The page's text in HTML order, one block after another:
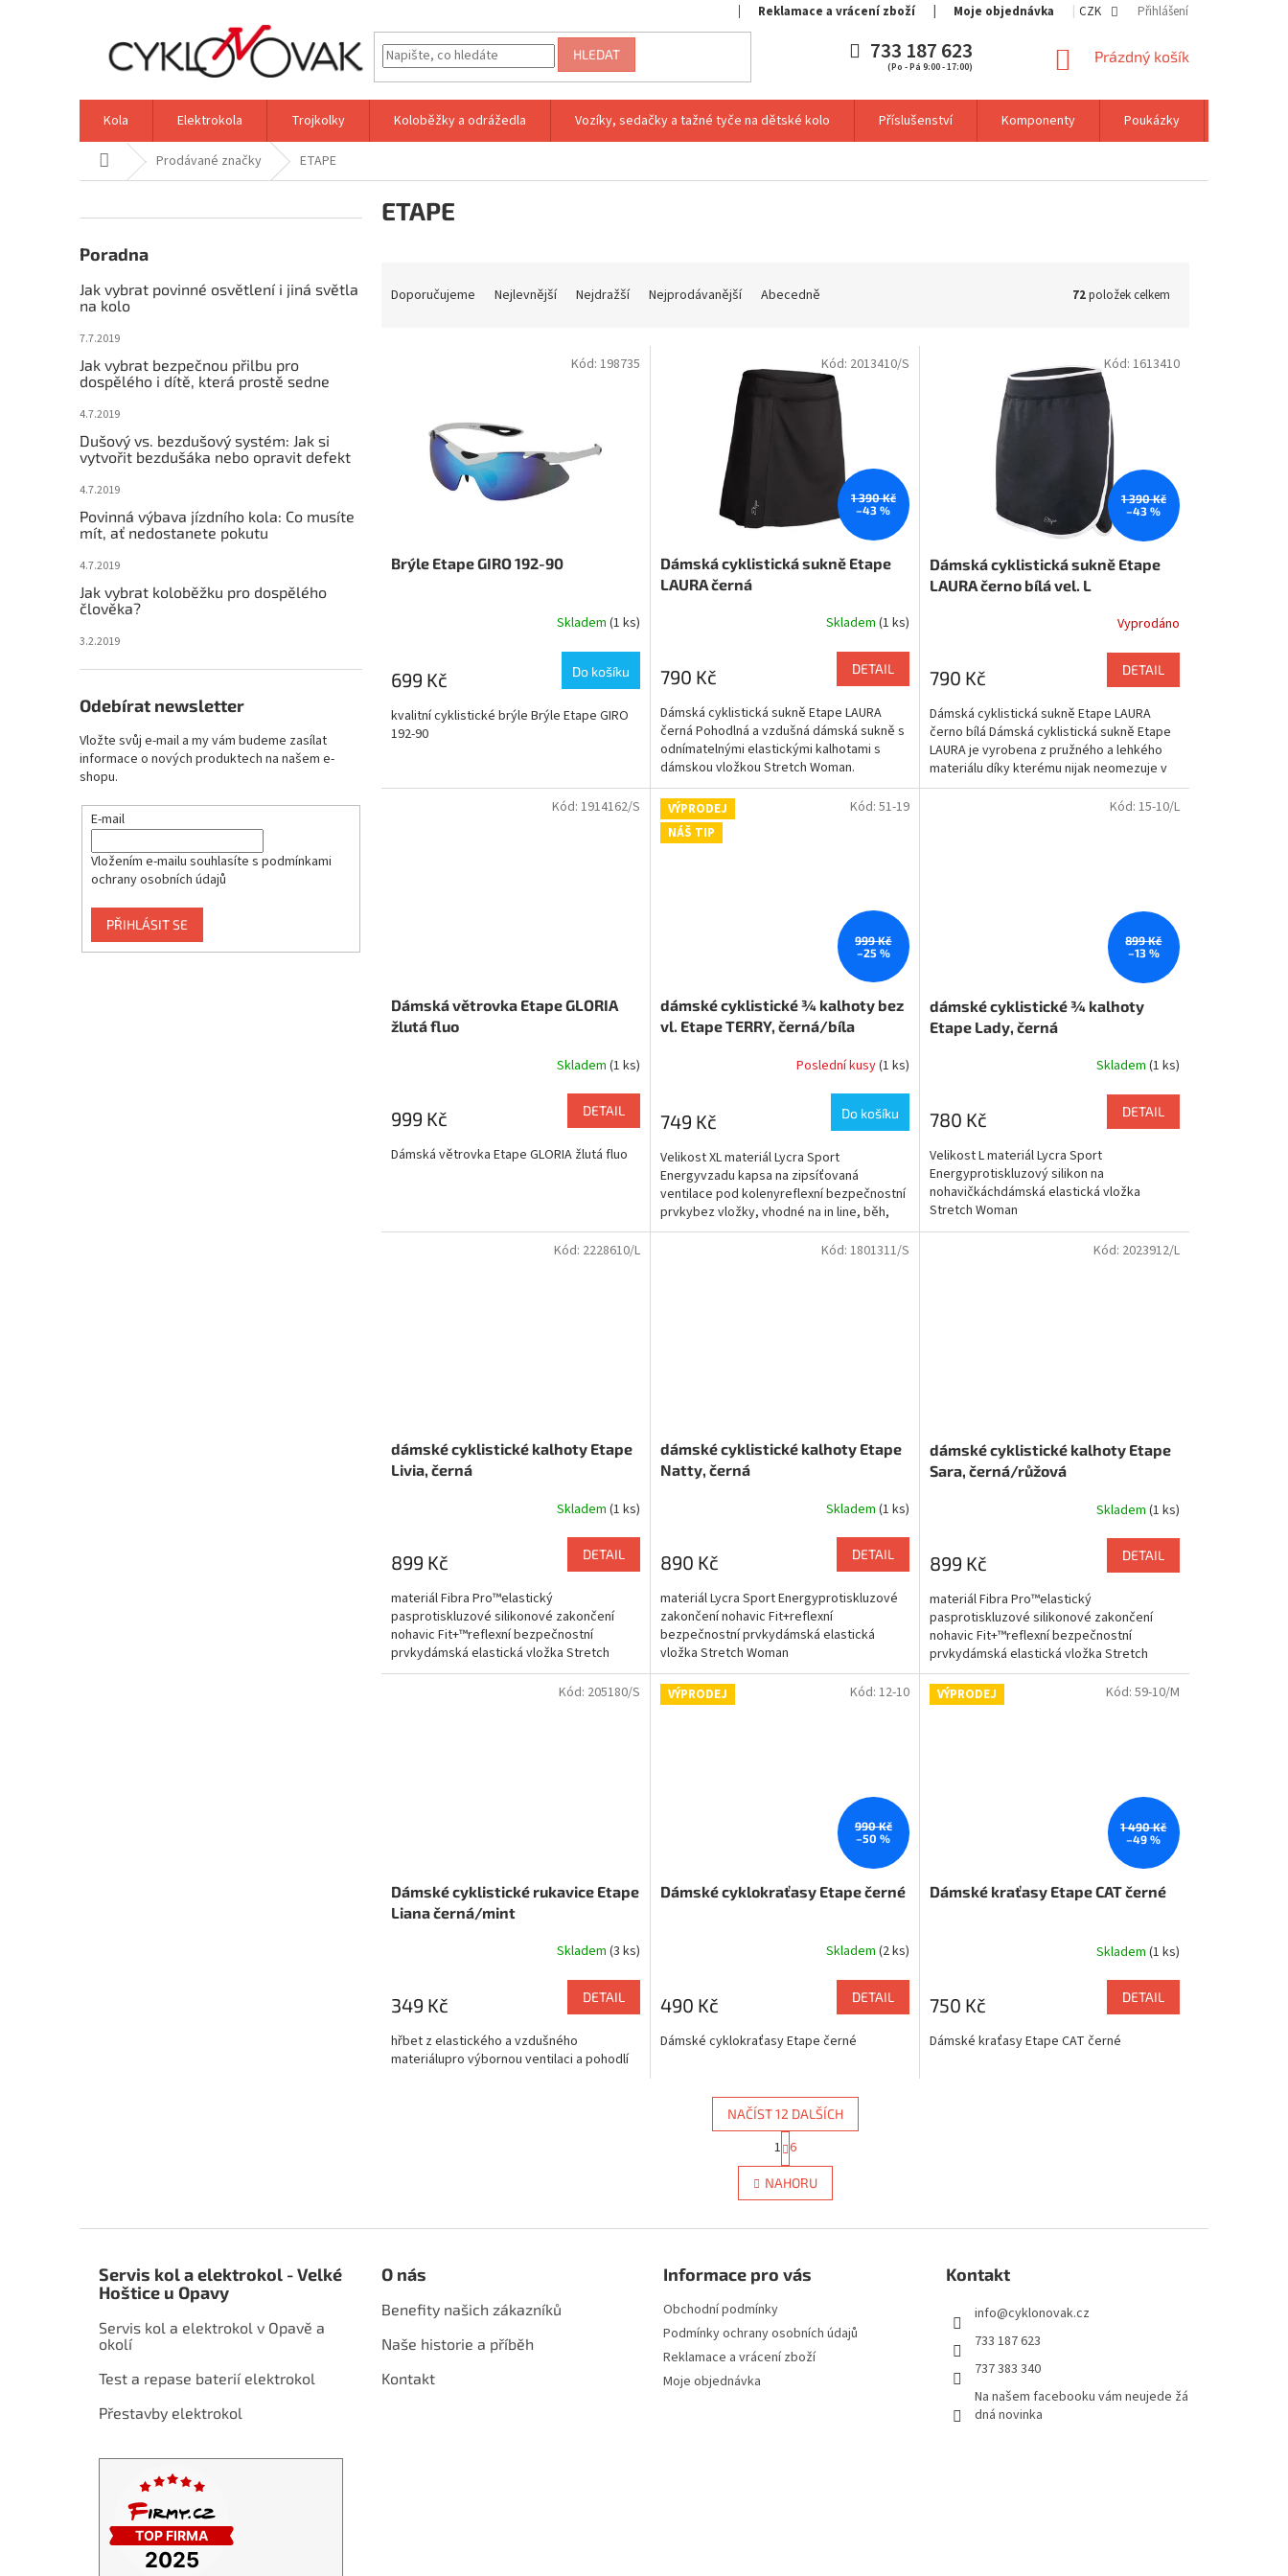
Reklamace a vrácení zboží Moje objednávka CZK Přihlášení
HLEDAT 733 187 623
(Po - Pá 9:00 - 17:00)
NÁKUPNÍ
Prázdný košík
Kola Elektrokola Trojkolky Koloběžky a odrážedla Vozíky, sedačky a tažné tyče na dětské kolo Příslušenství Komponenty Poukázky
Domů Prodávané značky ETAPE
o
t
a
n
n
í
p
n
e
l
Poradna
Jak vybrat povinné osvětlení i jiná světla
na kolo
7.7.2019
Jak vybrat bezpečnou přilbu pro
dospělého i dítě, která prostě sedne
4.7.2019
Dušový vs. bezdušový systém: Jak si
vytvořit bezdušáka nebo opravit defekt
4.7.2019
Povinná výbava jízdního kola: Co musíte
mít, ať nedostanete pokutu
4.7.2019
Jak vybrat koloběžku pro dospělého
člověka?
3.2.2019
Odebírat newsletter
Vložte svůj e-mail a my vám budeme zasílat
informace o nových produktech na našem e-
shopu.
E-mail
Vložením e-mailu souhlasíte s podmínkami
ochrany osobních údajů
PŘIHLÁSIT SE
ETAPE
Doporučujeme Nejlevnější Nejdražší Nejprodávanější Abecedně 72položek celkem
Brýle Etape GIRO 192-90
Skladem (1 ks)
699 Kč Do košíku
kvalitní cyklistické brýle Brýle Etape GIRO
192-90
Kód: 198735
1 390 Kč
–43 %
Dámská cyklistická sukně Etape
LAURA černá
Skladem (1 ks)
790 Kč DETAIL
Dámská cyklistická sukně Etape LAURA
černá Pohodlná a vzdušná dámská sukně s
odnímatelnými elastickými kalhotami s
dámskou vložkou Stretch Woman.
Kód: 2013410/S
1 390 Kč
–43 %
Dámská cyklistická sukně Etape
LAURA černo bílá vel. L
Vyprodáno
790 Kč DETAIL
Dámská cyklistická sukně Etape LAURA
černo bílá Dámská cyklistická sukně Etape
LAURA je vyrobena z pružného a lehkého
materiálu díky kterému nijak neomezuje v
pohybu. Součástí...
Kód: 1613410
Dámská větrovka Etape GLORIA
žlutá fluo
Skladem (1 ks)
999 Kč DETAIL
Dámská větrovka Etape GLORIA žlutá fluo
Kód: 1914162/S
VÝPRODEJ
NÁŠ TIP
999 Kč
–25 %
dámské cyklistické ¾ kalhoty bez
vl. Etape TERRY, černá/bíla
Poslední kusy(1 ks)
749 Kč Do košíku
Velikost XL materiál Lycra Sport
Energyvzadu kapsa na zipsíťovaná
ventilace pod kolenyreflexní bezpečnostní
prvkybez vložky, vhodné na in line, běh,
fitness…
Kód: 51-19
899 Kč
–13 %
dámské cyklistické ¾ kalhoty
Etape Lady, černá
Skladem (1 ks)
780 Kč DETAIL
Velikost L materiál Lycra Sport
Energyprotiskluzový silikon na
nohavičkáchdámská elastická vložka
Stretch Woman
Kód: 15-10/L
dámské cyklistické kalhoty Etape
Livia, černá
Skladem (1 ks)
899 Kč DETAIL
materiál Fibra Pro™elastický
pasprotiskluzové silikonové zakončení
nohavic Fit+™reflexní bezpečnostní
prvkydámská elastická vložka Stretch
Woman
Kód: 2228610/L
dámské cyklistické kalhoty Etape
Natty, černá
Skladem (1 ks)
890 Kč DETAIL
materiál Lycra Sport Energyprotiskluzové
zakončení nohavic Fit+reflexní
bezpečnostní prvkydámská elastická
vložka Stretch Woman
Kód: 1801311/S
dámské cyklistické kalhoty Etape
Sara, černá/růžová
Skladem (1 ks)
899 Kč DETAIL
materiál Fibra Pro™elastický
pasprotiskluzové silikonové zakončení
nohavic Fit+™reflexní bezpečnostní
prvkydámská elastická vložka Stretch
Woman
Kód: 2023912/L
Dámské cyklistické rukavice Etape
Liana černá/mint
Skladem (3 ks)
349 Kč DETAIL
hřbet z elastického a vzdušného
materiálupro výbornou ventilaci a pohodlí
Kód: 205180/S VÝPRODEJ
990 Kč
–50 %
Dámské cyklokraťasy Etape černé
Skladem (2 ks)
490 Kč DETAIL
Dámské cyklokraťasy Etape černé
Kód: 12-10 VÝPRODEJ
1 490 Kč
–49 %
Dámské kraťasy Etape CAT černé
Skladem (1 ks)
750 Kč DETAIL
Dámské kraťasy Etape CAT černé
Kód: 59-10/M
O
v
l
d
í
v
k
NAČÍST 12 DALŠÍCH
S
t
r
á
n
á
n
1 6
NAHORU
Servis kol a elektrokol - Velké
Hoštice u Opavy
Servis kol a elektrokol v Opavě a
okolí
Test a repase baterií elektrokol
Přestavby elektrokol
O nás
Benefity našich zákazníků
Naše historie a příběh
Kontakt
Informace pro vás
Obchodní podmínky
Podmínky ochrany osobních údajů
Reklamace a vrácení zboží
Moje objednávka
Kontakt
info@cyklonovak.cz
733 187 623
737 383 340
Na našem facebooku vám neujede žá
dná novinka